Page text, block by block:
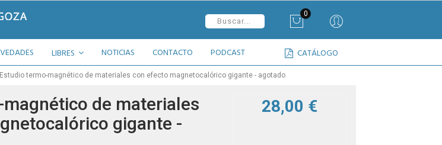
0
CATÁLOGO
LIBRES NOTICIAS CONTACTO PODCAST
Estudio termo-magnético de materiales con efecto magnetocalórico gigante - agotado
de materiales
gigante -
28,00 €